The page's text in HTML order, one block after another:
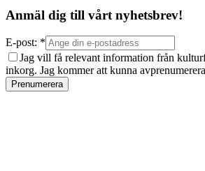
Anmäl dig till vårt nyhetsbrev!
E-post: *
Jag vill få relevant information från
inkorg. Jag kommer att kunna
Prenumerera